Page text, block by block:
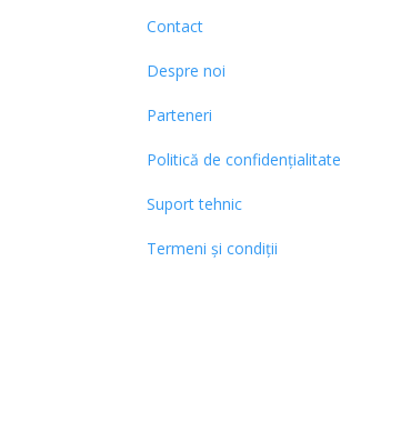
Contact
Despre noi
Parteneri
Politică de confidențialitate
Suport tehnic
Termeni și condiții